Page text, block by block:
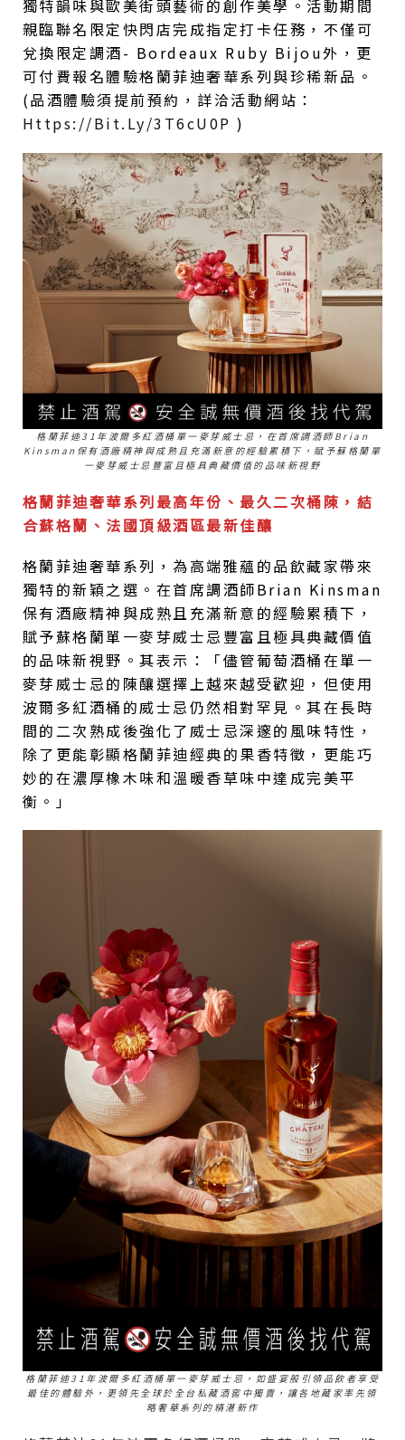
獨特韻味與歐美街頭藝術的創作美學。活動期間
親臨聯名限定快閃店完成指定打卡任務，不僅可
兌換限定調酒- Bordeaux Ruby Bijou外，更
可付費報名體驗格蘭菲迪奢華系列與珍稀新品。
(品酒體驗須提前預約，詳洽活動網站：
Https://bit.ly/3T6cU0P)
格蘭菲迪31年波爾多紅酒桶單一麥芽威士忌，在首席調酒師Brian
Kinsman保有酒廠精神與成熟且充滿新意的經驗累積下，賦予蘇格蘭單
一麥芽威士忌豐富且極具典藏價值的品味新視野
格蘭菲迪奢華系列最高年份、最久二次桶陳，結
合蘇格蘭、法國頂級酒區最新佳釀
格蘭菲迪奢華系列，為高端雅蘊的品飲藏家帶來
獨特的新穎之選。在首席調酒師Brian Kinsman
保有酒廠精神與成熟且充滿新意的經驗累積下，
賦予蘇格蘭單一麥芽威士忌豐富且極具典藏價值
的品味新視野。其表示：「儘管葡萄酒桶在單一
麥芽威士忌的陳釀選擇上越來越受歡迎，但使用
波爾多紅酒桶的威士忌仍然相對罕見。其在長時
間的二次熟成後強化了威士忌深邃的風味特性，
除了更能彰顯格蘭菲迪經典的果香特徵，更能巧
妙的在濃厚橡木味和溫暖香草味中達成完美平
衡。」
格蘭菲迪31年波爾多紅酒桶單一麥芽威士忌，如盛宴般引領品飲者享受
最佳的體驗外，更領先全球於全台私藏酒窖中獨賣，讓各地藏家率先領
略奢華系列的精湛新作